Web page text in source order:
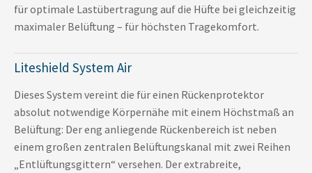
für optimale Lastübertragung auf die Hüfte bei gleichzeitig
maximaler Belüftung – für höchsten Tragekomfort.
Liteshield System Air
Dieses System vereint die für einen Rückenprotektor
absolut notwendige Körpernähe mit einem Höchstmaß an
Belüftung: Der eng anliegende Rückenbereich ist neben
einem großen zentralen Belüftungskanal mit zwei Reihen
„Entlüftungsgittern“ versehen. Der extrabreite,